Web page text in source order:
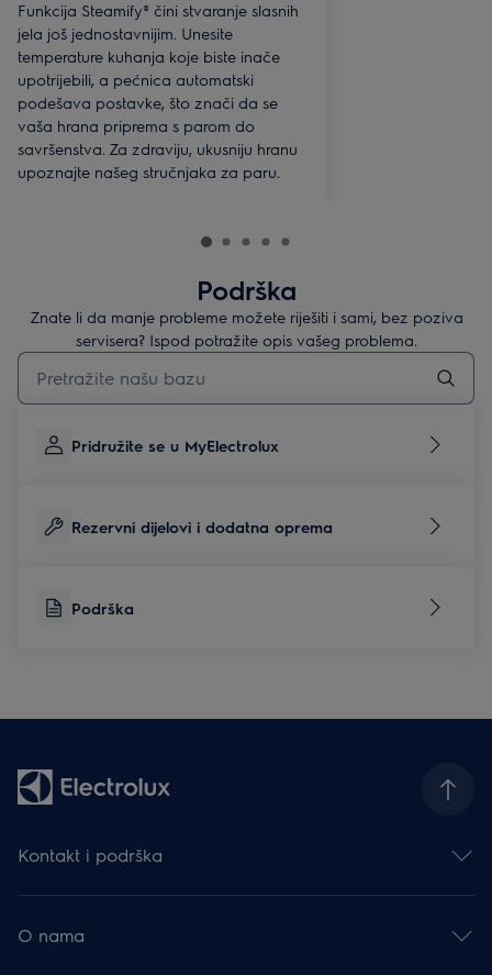
Funkcija Steamify® čini stvaranje slasnih
jela još jednostavnijim. Unesite
temperature kuhanja koje biste inače
upotrijebili, a pećnica automatski
podešava postavke, što znači da se
vaša hrana priprema s parom do
savršenstva. Za zdraviju, ukusniju hranu
upoznajte našeg stručnjaka za paru.
Podrška
Znate li da manje probleme možete riješiti i sami, bez poziva
servisera? Ispod potražite opis vašeg problema.
Upišite za pretraživanje članaka podrške
Pridružite se u MyElectrolux
Rezervni dijelovi i dodatna oprema
Podrška
Kontakt i podrška
Newsletter
Facebook
O nama